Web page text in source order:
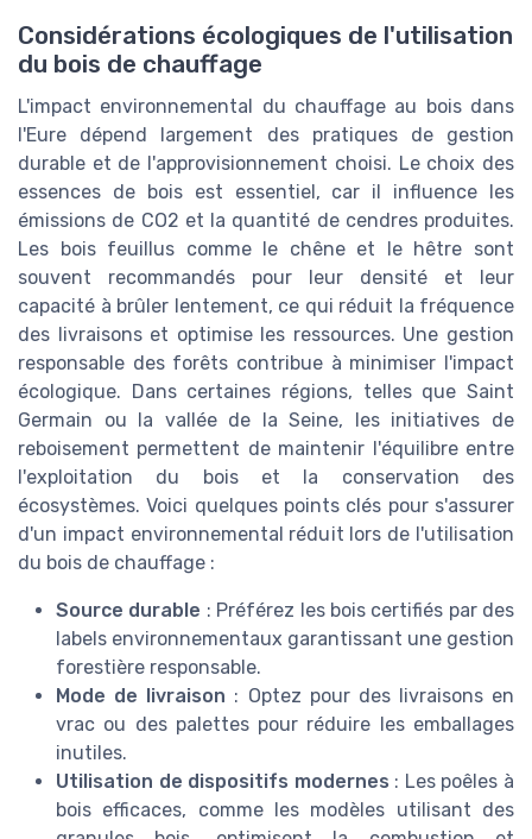
Considérations écologiques de l'utilisation
du bois de chauffage
L'impact environnemental du chauffage au bois dans
l'Eure dépend largement des pratiques de gestion
durable et de l'approvisionnement choisi. Le choix des
essences de bois est essentiel, car il influence les
émissions de CO2 et la quantité de cendres produites.
Les bois feuillus comme le chêne et le hêtre sont
souvent recommandés pour leur densité et leur
capacité à brûler lentement, ce qui réduit la fréquence
des livraisons et optimise les ressources. Une gestion
responsable des forêts contribue à minimiser l'impact
écologique. Dans certaines régions, telles que Saint
Germain ou la vallée de la Seine, les initiatives de
reboisement permettent de maintenir l'équilibre entre
l'exploitation du bois et la conservation des
écosystèmes. Voici quelques points clés pour s'assurer
d'un impact environnemental réduit lors de l'utilisation
du bois de chauffage :
Source durable : Préférez les bois certifiés par des
labels environnementaux garantissant une gestion
forestière responsable.
Mode de livraison : Optez pour des livraisons en
vrac ou des palettes pour réduire les emballages
inutiles.
Utilisation de dispositifs modernes : Les poêles à
bois efficaces, comme les modèles utilisant des